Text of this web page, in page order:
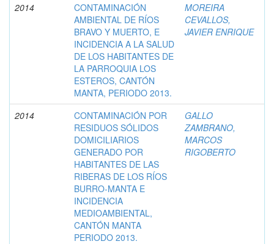
2014
CONTAMINACIÓN
AMBIENTAL DE RÍOS
BRAVO Y MUERTO, E
INCIDENCIA A LA SALUD
DE LOS HABITANTES DE
LA PARROQUIA LOS
ESTEROS, CANTÓN
MANTA, PERIODO 2013.
MOREIRA
CEVALLOS,
JAVIER ENRIQUE
2014
CONTAMINACIÓN POR
RESIDUOS SÓLIDOS
DOMICILIARIOS
GENERADO POR
HABITANTES DE LAS
RIBERAS DE LOS RÍOS
BURRO-MANTA E
INCIDENCIA
MEDIOAMBIENTAL,
CANTÓN MANTA
PERIODO 2013.
GALLO
ZAMBRANO,
MARCOS
RIGOBERTO